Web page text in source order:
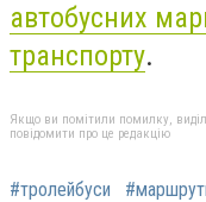
автобусних
транспорту.
Якщо ви помітили помилку,
повідомити про це редакцію
#тролейбуси